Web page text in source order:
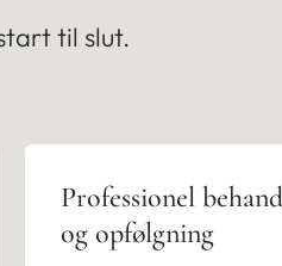
til slut.
Professionel
og opfølgning